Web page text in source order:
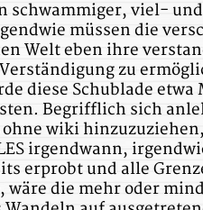
schwammiger, viel-
müssen die
Welt eben ihre
zu
diese Schublade
Begrifflich sich
wiki
irgendwann,
erprobt und alle
wäre die mehr oder